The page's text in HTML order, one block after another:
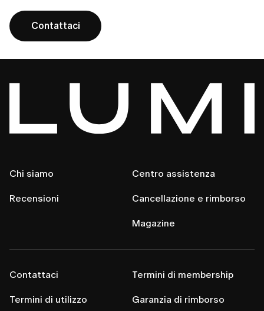
Contattaci
Chi siamo
Recensioni
Centro assistenza
Cancellazione e rimborso
Magazine
Contattaci
Termini di utilizzo
Termini di membership
Garanzia di rimborso